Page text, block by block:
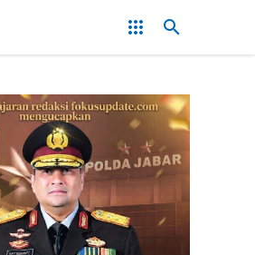
PT.PMC Halalkan Segala Cara Injak-